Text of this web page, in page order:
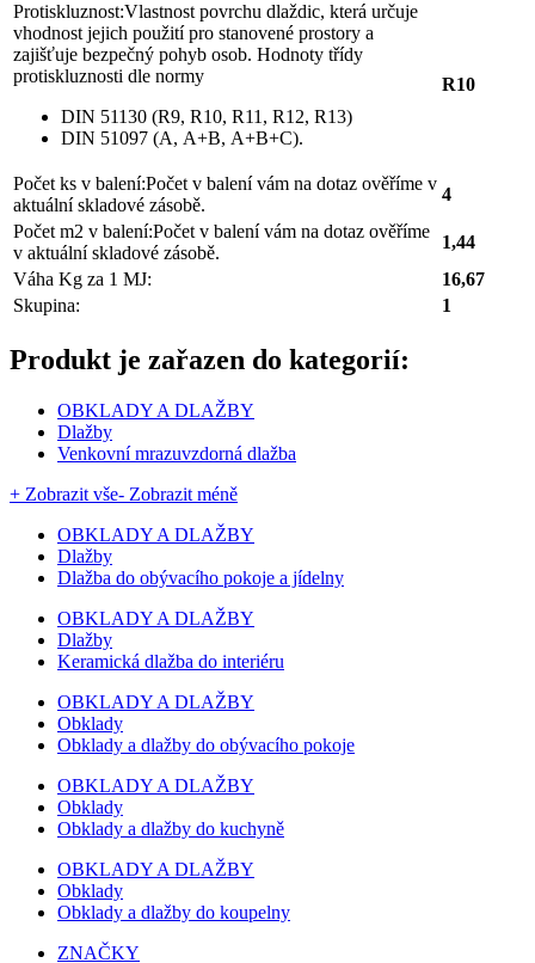
Protiskluznost:Vlastnost povrchu dlaždic, která určuje
vhodnost jejich použití pro stanovené prostory a
zajišťuje bezpečný pohyb osob. Hodnoty třídy
protiskluznosti dle normy
DIN 51130 (R9, R10, R11, R12, R13)
DIN 51097 (A, A+B, A+B+C).
R10
Počet ks v balení:Počet v balení vám na dotaz ověříme v
aktuální skladové zásobě.
4
Počet m2 v balení:Počet v balení vám na dotaz ověříme
v aktuální skladové zásobě.
1,44
Váha Kg za 1 MJ:
16,67
Skupina:
1
Produkt je zařazen do kategorií:
OBKLADY A DLAŽBY
Dlažby
Venkovní mrazuvzdorná dlažba
+ Zobrazit vše- Zobrazit méně
OBKLADY A DLAŽBY
Dlažby
Dlažba do obývacího pokoje a jídelny
OBKLADY A DLAŽBY
Dlažby
Keramická dlažba do interiéru
OBKLADY A DLAŽBY
Obklady
Obklady a dlažby do obývacího pokoje
OBKLADY A DLAŽBY
Obklady
Obklady a dlažby do kuchyně
OBKLADY A DLAŽBY
Obklady
Obklady a dlažby do koupelny
ZNAČKY